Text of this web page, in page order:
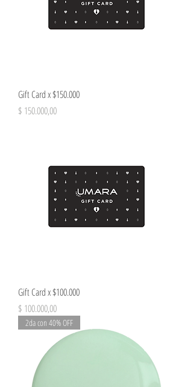
Gift Card x $150.000
Precio
$ 150.000,00
Gift Card x $100.000
Precio
$ 100.000,00
2da con 40% OFF